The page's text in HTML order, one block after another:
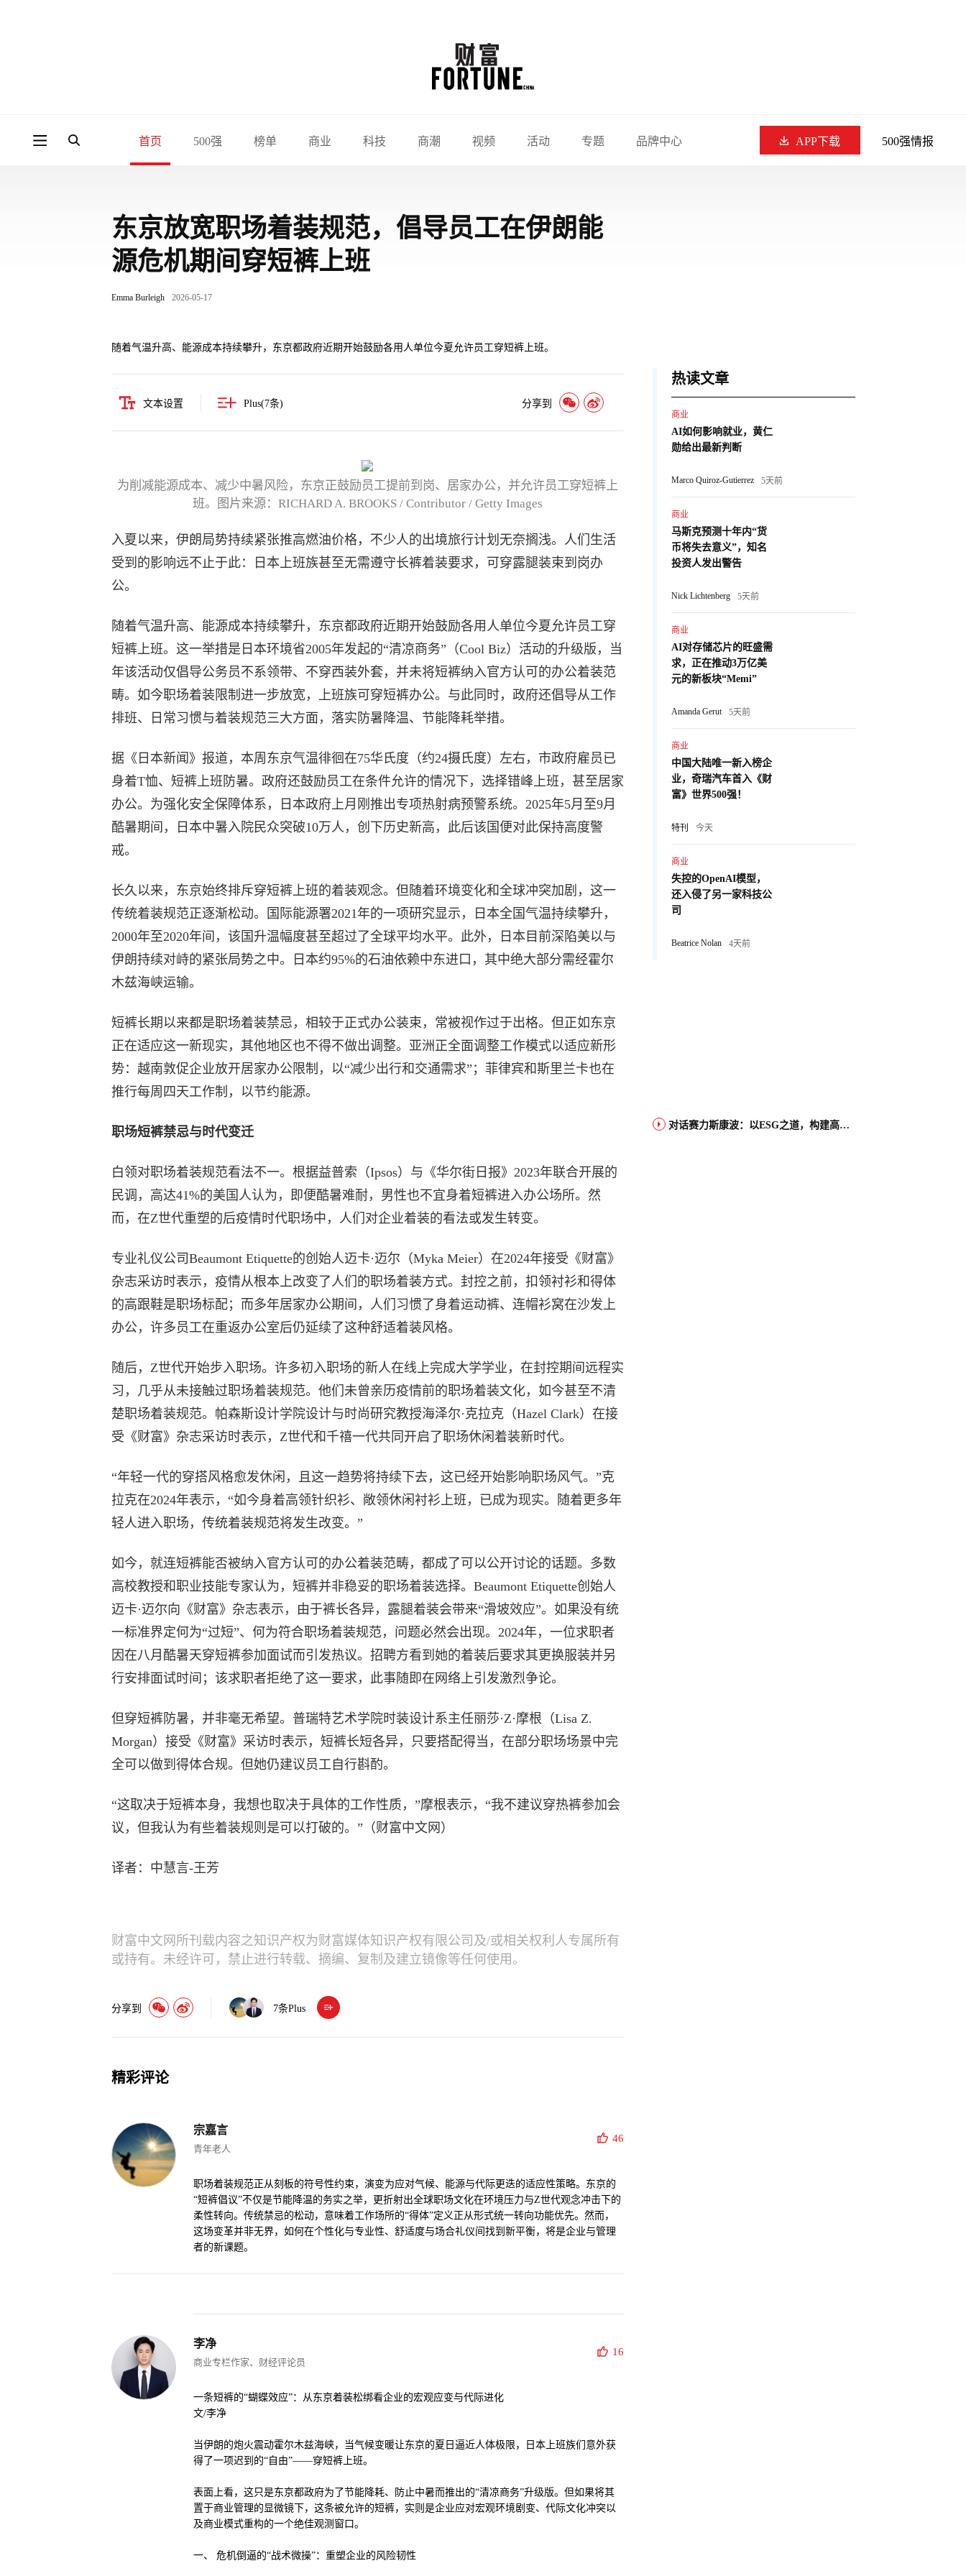
首页 500强 榜单 商业 科技 商潮 视频 活动 专题 品牌中心 APP下载 500强情报
东京放宽职场着装规范，倡导员工在伊朗能
源危机期间穿短裤上班
Emma Burleigh 2026-05-17
随着气温升高、能源成本持续攀升，东京都政府近期开始鼓励各用人单位今夏允许员工穿短裤上班。
文本设置 Plus(7条) 分享到
为削减能源成本、减少中暑风险，东京正鼓励员工提前到岗、居家办公，并允许员工穿短裤上
班。图片来源：RICHARD A. BROOKS / Contributor / Getty Images
入夏以来，伊朗局势持续紧张推高燃油价格，不少人的出境旅行计划无奈搁浅。人们生活
受到的影响远不止于此：日本上班族甚至无需遵守长裤着装要求，可穿露腿装束到岗办
公。
随着气温升高、能源成本持续攀升，东京都政府近期开始鼓励各用人单位今夏允许员工穿
短裤上班。这一举措是日本环境省2005年发起的“清凉商务”（Cool Biz）活动的升级版，当
年该活动仅倡导公务员不系领带、不穿西装外套，并未将短裤纳入官方认可的办公着装范
畴。如今职场着装限制进一步放宽，上班族可穿短裤办公。与此同时，政府还倡导从工作
排班、日常习惯与着装规范三大方面，落实防暑降温、节能降耗举措。
据《日本新闻》报道，本周东京气温徘徊在75华氏度（约24摄氏度）左右，市政府雇员已
身着T恤、短裤上班防暑。政府还鼓励员工在条件允许的情况下，选择错峰上班，甚至居家
办公。为强化安全保障体系，日本政府上月刚推出专项热射病预警系统。2025年5月至9月
酷暑期间，日本中暑入院民众突破10万人，创下历史新高，此后该国便对此保持高度警
戒。
长久以来，东京始终排斥穿短裤上班的着装观念。但随着环境变化和全球冲突加剧，这一
传统着装规范正逐渐松动。国际能源署2021年的一项研究显示，日本全国气温持续攀升，
2000年至2020年间，该国升温幅度甚至超过了全球平均水平。此外，日本目前深陷美以与
伊朗持续对峙的紧张局势之中。日本约95%的石油依赖中东进口，其中绝大部分需经霍尔
木兹海峡运输。
短裤长期以来都是职场着装禁忌，相较于正式办公装束，常被视作过于出格。但正如东京
正在适应这一新现实，其他地区也不得不做出调整。亚洲正全面调整工作模式以适应新形
势：越南敦促企业放开居家办公限制，以“减少出行和交通需求”；菲律宾和斯里兰卡也在
推行每周四天工作制，以节约能源。
职场短裤禁忌与时代变迁
白领对职场着装规范看法不一。根据益普索（Ipsos）与《华尔街日报》2023年联合开展的
民调，高达41%的美国人认为，即便酷暑难耐，男性也不宜身着短裤进入办公场所。然
而，在Z世代重塑的后疫情时代职场中，人们对企业着装的看法或发生转变。
专业礼仪公司Beaumont Etiquette的创始人迈卡·迈尔（Myka Meier）在2024年接受《财富》
杂志采访时表示，疫情从根本上改变了人们的职场着装方式。封控之前，扣领衬衫和得体
的高跟鞋是职场标配；而多年居家办公期间，人们习惯了身着运动裤、连帽衫窝在沙发上
办公，许多员工在重返办公室后仍延续了这种舒适着装风格。
随后，Z世代开始步入职场。许多初入职场的新人在线上完成大学学业，在封控期间远程实
习，几乎从未接触过职场着装规范。他们未曾亲历疫情前的职场着装文化，如今甚至不清
楚职场着装规范。帕森斯设计学院设计与时尚研究教授海泽尔·克拉克（Hazel Clark）在接
受《财富》杂志采访时表示，Z世代和千禧一代共同开启了职场休闲着装新时代。
“年轻一代的穿搭风格愈发休闲，且这一趋势将持续下去，这已经开始影响职场风气。”克
拉克在2024年表示，“如今身着高领针织衫、敞领休闲衬衫上班，已成为现实。随着更多年
轻人进入职场，传统着装规范将发生改变。”
如今，就连短裤能否被纳入官方认可的办公着装范畴，都成了可以公开讨论的话题。多数
高校教授和职业技能专家认为，短裤并非稳妥的职场着装选择。Beaumont Etiquette创始人
迈卡·迈尔向《财富》杂志表示，由于裤长各异，露腿着装会带来“滑坡效应”。如果没有统
一标准界定何为“过短”、何为符合职场着装规范，问题必然会出现。2024年，一位求职者
因在八月酷暑天穿短裤参加面试而引发热议。招聘方看到她的着装后要求其更换服装并另
行安排面试时间；该求职者拒绝了这一要求，此事随即在网络上引发激烈争论。
但穿短裤防暑，并非毫无希望。普瑞特艺术学院时装设计系主任丽莎·Z·摩根（Lisa Z.
Morgan）接受《财富》采访时表示，短裤长短各异，只要搭配得当，在部分职场场景中完
全可以做到得体合规。但她仍建议员工自行斟酌。
“这取决于短裤本身，我想也取决于具体的工作性质，”摩根表示，“我不建议穿热裤参加会
议，但我认为有些着装规则是可以打破的。”（财富中文网）
译者：中慧言-王芳
财富中文网所刊载内容之知识产权为财富媒体知识产权有限公司及/或相关权利人专属所有
或持有。未经许可，禁止进行转载、摘编、复制及建立镜像等任何使用。
分享到 7条Plus
精彩评论
宗嘉言
青年老人
46
职场着装规范正从刻板的符号性约束，演变为应对气候、能源与代际更迭的适应性策略。东京的
“短裤倡议”不仅是节能降温的务实之举，更折射出全球职场文化在环境压力与Z世代观念冲击下的
柔性转向。传统禁忌的松动，意味着工作场所的“得体”定义正从形式统一转向功能优先。然而，
这场变革并非无界，如何在个性化与专业性、舒适度与场合礼仪间找到新平衡，将是企业与管理
者的新课题。
李净
商业专栏作家、财经评论员
16
一条短裤的“蝴蝶效应”：从东京着装松绑看企业的宏观应变与代际进化
文/李净
当伊朗的炮火震动霍尔木兹海峡，当气候变暖让东京的夏日逼近人体极限，日本上班族们意外获
得了一项迟到的“自由”——穿短裤上班。
表面上看，这只是东京都政府为了节能降耗、防止中暑而推出的“清凉商务”升级版。但如果将其
置于商业管理的显微镜下，这条被允许的短裤，实则是企业应对宏观环境剧变、代际文化冲突以
及商业模式重构的一个绝佳观测窗口。
一、 危机倒逼的“战术微操”：重塑企业的风险韧性
热读文章
商业
AI如何影响就业，黄仁
勋给出最新判断
Marco Quiroz-Gutierrez 5天前
商业
马斯克预测十年内“货
币将失去意义”，知名
投资人发出警告
Nick Lichtenberg 5天前
商业
AI对存储芯片的旺盛需
求，正在推动3万亿美
元的新板块“Memi”
Amanda Gerut 5天前
商业
中国大陆唯一新入榜企
业，奇瑞汽车首入《财
富》世界500强！
特刊 今天
商业
失控的OpenAI模型，
还入侵了另一家科技公
司
Beatrice Nolan 4天前
对话赛力斯康波：以ESG之道，构建高端智能汽车品牌全球竞争力